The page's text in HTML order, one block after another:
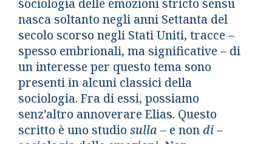
sociologia delle emozioni stricto sensu
nasca soltanto negli anni Settanta del
secolo scorso negli Stati Uniti, tracce –
spesso embrionali, ma significative – di
un interesse per questo tema sono
presenti in alcuni classici della
sociologia. Fra di essi, possiamo
senz’altro annoverare Elias. Questo
scritto è uno studiosulla – e nondi–